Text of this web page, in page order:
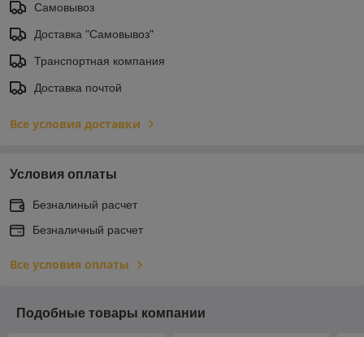
Самовывоз
Доставка "Самовывоз"
Транспортная компания
Доставка почтой
Все условия доставки
Условия оплаты
Безналиный расчет
Безналичный расчет
Все условия оплаты
Подобные товары компании